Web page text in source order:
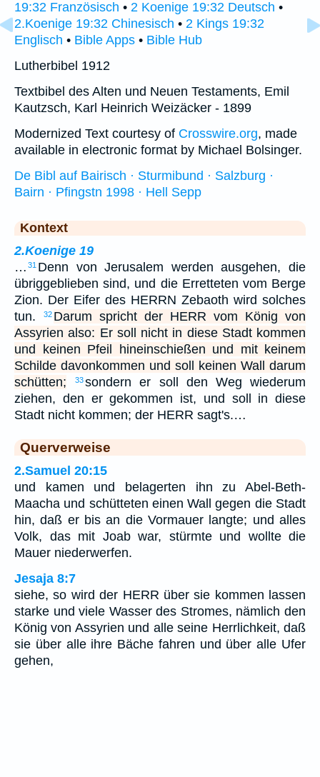
19:32 Französisch • 2 Koenige 19:32 Deutsch •
2.Koenige 19:32 Chinesisch • 2 Kings 19:32
Englisch • Bible Apps • Bible Hub
Lutherbibel 1912
Textbibel des Alten und Neuen Testaments, Emil
Kautzsch, Karl Heinrich Weizäcker - 1899
Modernized Text courtesy of Crosswire.org, made
available in electronic format by Michael Bolsinger.
De Bibl auf Bairisch · Sturmibund · Salzburg ·
Bairn · Pfingstn 1998 · Hell Sepp
Kontext
2.Koenige 19
… 31 Denn von Jerusalem werden ausgehen, die
übriggeblieben sind, und die Erretteten vom Berge
Zion. Der Eifer des HERRN Zebaoth wird solches
tun.
32 Darum spricht der HERR vom König von
Assyrien also: Er soll nicht in diese Stadt kommen
und keinen Pfeil hineinschießen und mit keinem
Schilde davonkommen und soll keinen Wall darum
schütten;
33sondern er soll den Weg wiederum
ziehen, den er gekommen ist, und soll in diese
Stadt nicht kommen; der HERR sagt's.…
Querverweise
2.Samuel 20:15
und kamen und belagerten ihn zu Abel-Beth-
Maacha und schütteten einen Wall gegen die Stadt
hin, daß er bis an die Vormauer langte; und alles
Volk, das mit Joab war, stürmte und wollte die
Mauer niederwerfen.
Jesaja 8:7
siehe, so wird der HERR über sie kommen lassen
starke und viele Wasser des Stromes, nämlich den
König von Assyrien und alle seine Herrlichkeit, daß
sie über alle ihre Bäche fahren und über alle Ufer
gehen,